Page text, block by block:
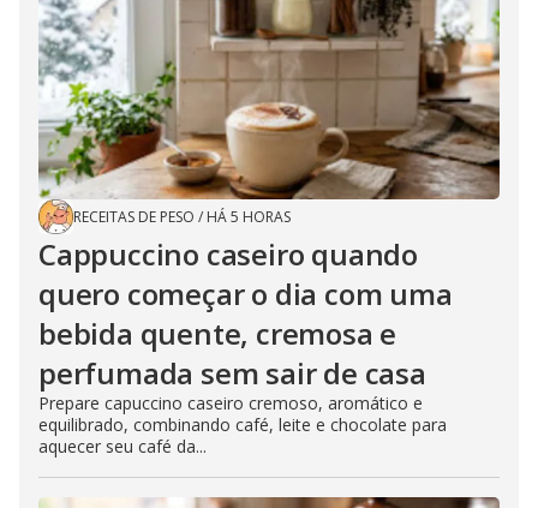
RECEITAS DE PESO / HÁ 5 HORAS
Cappuccino caseiro quando
quero começar o dia com uma
bebida quente, cremosa e
perfumada sem sair de casa
Prepare capuccino caseiro cremoso, aromático e
equilibrado, combinando café, leite e chocolate para
aquecer seu café da...